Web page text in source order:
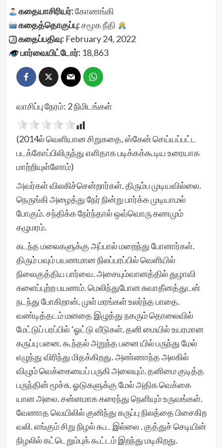
கதையாசிரியர்:கோணங்கி
கதைத்தொகுப்பு:சமூக நீதி
கதைப்பதிவு:February 24, 2022
பார்வையிட்டோர்:18,863
வாசிப்பு நேரம்: 2நிமிடங்கள்
(2014ல் வெளியான சிறுகதை, ஸ்கேன் செய்யப்பட்ட
படக்கோப்பிலிருந்து எளிதாக படிக்கக்கூடிய உரையாக
மாற்றியுள்ளோம்)
அவர்கள் விலகிச்சென்றார்கள். திரும்ப முடியவில்லை.
நெருங்கி அழைத்து நேர் நின்று பார்க்க முடியாமல்
போகும். சந்திக்க நேர்ந்தால் ஒவ்வொரு கணமும்
கழுமரம்.
கடந்த மலைகளுக்கு அப்பால் மறைந்து போனார்கள்.
திரும் பவும் பயணமான நிலப்பரப்பில் வெளியில்
நிலைகுத்திய பார்வை. அசையும்வானத்தில் துழாவி
களைப்புற்ற பயணம். மெலிந்துபோன சுவாதீனத்துடன்
நடந்து போகிறான். முள் மரங்கள் உலர்ந்த பாதை.
வண்டித்தடம் மனதை இழுத்து நகரும் தொலைவில்
மேட்டுப் பரப்பில் ‘ஓட்டு வீடுகள். தனி மையில் உயரமான
கருப்பு பனை. கூந்தல் அறுந்த பனை யில் பருந்து மேல்
எழுந்து விரிந்து மிதக்கிறது. அண்ணாந்த அலகில்
விழும் வெக்கையைப் பருகி அலையும். தனிமை குடித்த
பருந்தின் மூச்சு. ஓடுகளுக்கு மேல் அதிக வெக்கை
யான அலை. சன்னமாக கரைந்து நெளியும் உருவங்கள்.
வேணாத வெயிலில் குனிந்து கருப்பு நிலத்தை பிசைகிற
வலி. எங்கும் சிறு நிழல் கூட இல்லை . குத்துச் செடியின்
நிழலில் கட்டெறும்புக் கூட்டம் இறந்து மடிகிறது.